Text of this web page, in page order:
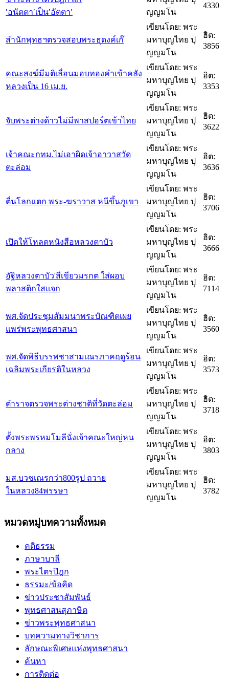
′อนัตตา′เป็น′อัตตา′
ญญมโน
4330
สำนักพุทธฯตรวจสอบพระธุดงค์เก๊
เขียนโดย: พระ
มหาบุญไทย ปุ
ญญมโน
ฮิต:
3856
คณะสงฆ์มีมติเลื่อนมอบทองคำเข้าคลัง
หลวงเป็น 16 เม.ย.
เขียนโดย: พระ
มหาบุญไทย ปุ
ญญมโน
ฮิต:
3353
จับพระต่างด้าวไม่มีพาสปอร์ตเข้าไทย
เขียนโดย: พระ
มหาบุญไทย ปุ
ญญมโน
ฮิต:
3622
เจ้าคณะกทม.ไม่เอาผิดเจ้าอาวาสวัด
ตะล่อม
เขียนโดย: พระ
มหาบุญไทย ปุ
ญญมโน
ฮิต:
3636
ตื่นโลกแตก พระ-ฆราวาส หนีขึ้นภูเขา
เขียนโดย: พระ
มหาบุญไทย ปุ
ญญมโน
ฮิต:
3706
เปิดให้โหลดหนังสือหลวงตาบัว
เขียนโดย: พระ
มหาบุญไทย ปุ
ญญมโน
ฮิต:
3666
อัฐิหลวงตาบัว'สีเขียวมรกต ใส่ผอบ
พลาสติกใสแจก
เขียนโดย: พระ
มหาบุญไทย ปุ
ญญมโน
ฮิต:
7114
พศ.จัดประชุมสัมมนาพระบัณฑิตเผย
แพร่พระพุทธศาสนา
เขียนโดย: พระ
มหาบุญไทย ปุ
ญญมโน
ฮิต:
3560
พศ.จัดพิธีบรรพชาสามเณรภาคฤดูร้อน
เฉลิมพระเกียรติในหลวง
เขียนโดย: พระ
มหาบุญไทย ปุ
ญญมโน
ฮิต:
3573
ตำราจตรวจพระต่างชาติที่วัดตะล่อม
เขียนโดย: พระ
มหาบุญไทย ปุ
ญญมโน
ฮิต:
3718
ตั้งพระพรหมโมลีนั่งเจ้าคณะใหญ่หน
กลาง
เขียนโดย: พระ
มหาบุญไทย ปุ
ญญมโน
ฮิต:
3803
มส.บวชเณรกว่า800รูป ถวาย
ในหลวง84พรรษา
เขียนโดย: พระ
มหาบุญไทย ปุ
ญญมโน
ฮิต:
3782
หมวดหมู่บทความทั้งหมด
คติธรรม
ภาษาบาลี
พระไตรปิฎก
ธรรมะ/ข้อคิด
ข่าวประชาสัมพันธ์
พุทธศาสนสุภาษิต
ข่าวพระพุทธศาสนา
บทความทางวิชาการ
ลักษณะพิเศษแห่งพุทธศาสนา
ค้นหา
การติดต่อ